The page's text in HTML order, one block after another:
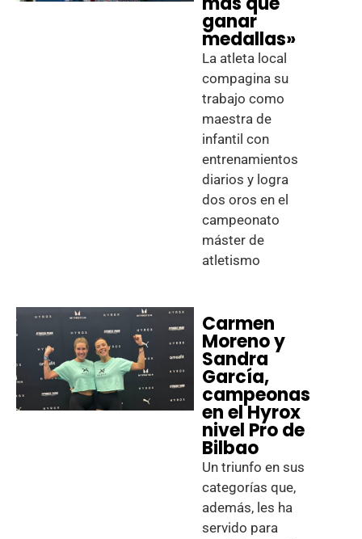
ganar
medallas»
La atleta local
compagina su
trabajo como
maestra de
infantil con
entrenamientos
diarios y logra
dos oros en el
campeonato
máster de
atletismo
Carmen
Moreno y
Sandra
García,
campeonas
en el Hyrox
nivel Pro de
Bilbao
Un triunfo en sus
categorías que,
además, les ha
servido para